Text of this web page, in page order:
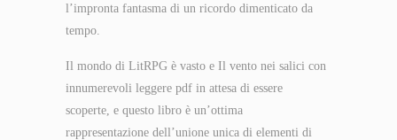
l’impronta fantasma di un ricordo dimenticato da
tempo.
Il mondo di LitRPG è vasto e Il vento nei salici con
innumerevoli leggere pdf in attesa di essere
scoperte, e questo libro è un’ottima
rappresentazione dell’unione unica di elementi di